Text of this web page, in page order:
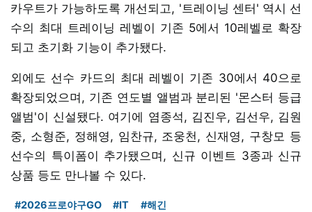
카우트가 가능하도록 개선되고, '트레이닝 센터' 역시 선
수의 최대 트레이닝 레벨이 기존 5에서 10레벨로 확장
되고 초기화 기능이 추가됐다.
외에도 선수 카드의 최대 레벨이 기존 30에서 40으로
확장되었으며, 기존 연도별 앨범과 분리된 '몬스터 등급
앨범'이 신설됐다. 여기에 염종석, 김진우, 김선우, 김원
중, 소형준, 정해영, 임찬규, 조웅천, 신재영, 구창모 등
선수의 특이폼이 추가됐으며, 신규 이벤트 3종과 신규
상품 등도 만나볼 수 있다.
#2026프로야구GO #IT #해긴